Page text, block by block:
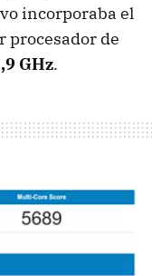
incorporaba el
procesador de
GHz.